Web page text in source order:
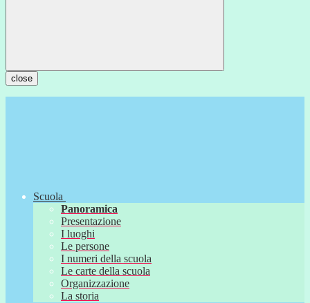
close
Scuola
Panoramica
Presentazione
I luoghi
Le persone
I numeri della scuola
Le carte della scuola
Organizzazione
La storia